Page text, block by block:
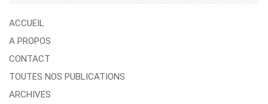
ACCUEIL
A PROPOS
CONTACT
TOUTES NOS PUBLICATIONS
ARCHIVES